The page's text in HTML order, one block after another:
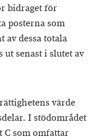
bidraget för
posterna som
av dessa totala
ut senast i slutet av
värde
I stödområdet
C som omfattar